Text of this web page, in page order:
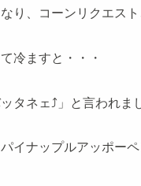
り、コーンリクエスト
冷ますと・・・
タネェ⤴」と言われま
イナップルアッポー